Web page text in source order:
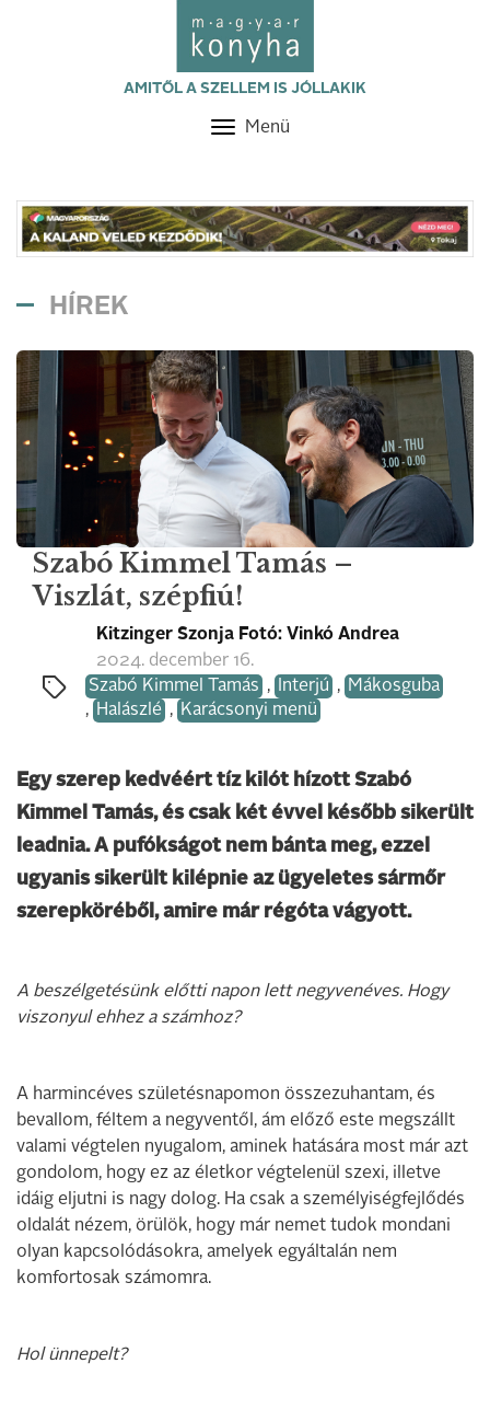
AMITŐL A SZELLEM IS JÓLLAKIK
Toggle
Menü
HÍREK
Szabó Kimmel Tamás –
Viszlát, szépfiú!
Kitzinger Szonja Fotó: Vinkó Andrea
2024. december 16.
Szabó Kimmel Tamás , Interjú ,
Mákosguba
, Halászlé , Karácsonyi menü
Egy szerep kedvéért tíz kilót hízott Szabó
Kimmel Tamás, és csak két évvel később sikerült
leadnia. A pufókságot nem bánta meg, ezzel
ugyanis sikerült kilépnie az ügyeletes sármőr
szerepköréből, amire már régóta vágyott.
A beszélgetésünk előtti napon lett negyvenéves. Hogy
viszonyul ehhez a számhoz?
A harmincéves születésnapomon összezuhantam, és
bevallom, féltem a negyventől, ám előző este megszállt
valami végtelen nyugalom, aminek hatására most már azt
gondolom, hogy ez az életkor végtelenül szexi, illetve
idáig eljutni is nagy dolog. Ha csak a személyiségfejlődés
oldalát nézem, örülök, hogy már nemet tudok mondani
olyan kapcsolódásokra, amelyek egyáltalán nem
komfortosak számomra.
Hol ünnepelt?